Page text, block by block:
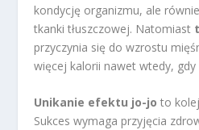
kondycję organizmu, ale
tkanki tłuszczowej. Natomiast
przyczynia się do wzrostu
więcej kalorii nawet wtedy, gdy
Unikanie efektu jo-jo to
Sukces wymaga przyjęcia